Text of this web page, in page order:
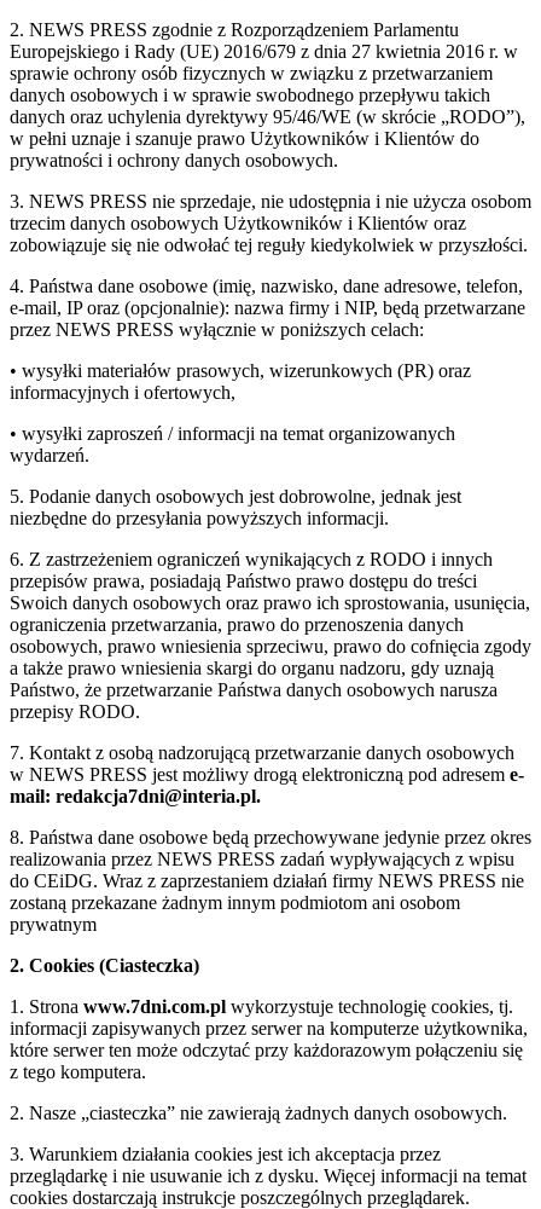
2. NEWS PRESS zgodnie z Rozporządzeniem Parlamentu
Europejskiego i Rady (UE) 2016/679 z dnia 27 kwietnia 2016 r. w
sprawie ochrony osób fizycznych w związku z przetwarzaniem
danych osobowych i w sprawie swobodnego przepływu takich
danych oraz uchylenia dyrektywy 95/46/WE (w skrócie „RODO”),
w pełni uznaje i szanuje prawo Użytkowników i Klientów do
prywatności i ochrony danych osobowych.
3. NEWS PRESS nie sprzedaje, nie udostępnia i nie użycza osobom
trzecim danych osobowych Użytkowników i Klientów oraz
zobowiązuje się nie odwołać tej reguły kiedykolwiek w przyszłości.
4. Państwa dane osobowe (imię, nazwisko, dane adresowe, telefon,
e-mail, IP oraz (opcjonalnie): nazwa firmy i NIP, będą przetwarzane
przez NEWS PRESS wyłącznie w poniższych celach:
• wysyłki materiałów prasowych, wizerunkowych (PR) oraz
informacyjnych i ofertowych,
• wysyłki zaproszeń / informacji na temat organizowanych
wydarzeń.
5. Podanie danych osobowych jest dobrowolne, jednak jest
niezbędne do przesyłania powyższych informacji.
6. Z zastrzeżeniem ograniczeń wynikających z RODO i innych
przepisów prawa, posiadają Państwo prawo dostępu do treści
Swoich danych osobowych oraz prawo ich sprostowania, usunięcia,
ograniczenia przetwarzania, prawo do przenoszenia danych
osobowych, prawo wniesienia sprzeciwu, prawo do cofnięcia zgody
a także prawo wniesienia skargi do organu nadzoru, gdy uznają
Państwo, że przetwarzanie Państwa danych osobowych narusza
przepisy RODO.
7. Kontakt z osobą nadzorującą przetwarzanie danych osobowych
w NEWS PRESS jest możliwy drogą elektroniczną pod adresem e-
mail: redakcja7dni@interia.pl.
8. Państwa dane osobowe będą przechowywane jedynie przez okres
realizowania przez NEWS PRESS zadań wypływających z wpisu
do CEiDG. Wraz z zaprzestaniem działań firmy NEWS PRESS nie
zostaną przekazane żadnym innym podmiotom ani osobom
prywatnym
2. Cookies (Ciasteczka)
1. Strona www.7dni.com.pl wykorzystuje technologię cookies, tj.
informacji zapisywanych przez serwer na komputerze użytkownika,
które serwer ten może odczytać przy każdorazowym połączeniu się
z tego komputera.
2. Nasze „ciasteczka” nie zawierają żadnych danych osobowych.
3. Warunkiem działania cookies jest ich akceptacja przez
przeglądarkę i nie usuwanie ich z dysku. Więcej informacji na temat
cookies dostarczają instrukcje poszczególnych przeglądarek.